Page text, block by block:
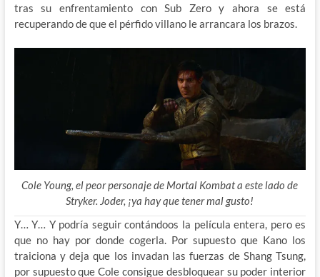
tras su enfrentamiento con Sub Zero y ahora se está
recuperando de que el pérfido villano le arrancara los brazos.
Cole Young, el peor personaje de Mortal Kombat a este lado de
Stryker. Joder, ¡ya hay que tener mal gusto!
Y… Y… Y podría seguir contándoos la película entera, pero es
que no hay por donde cogerla. Por supuesto que Kano los
traiciona y deja que los invadan las fuerzas de Shang Tsung,
por supuesto que Cole consigue desbloquear su poder interior